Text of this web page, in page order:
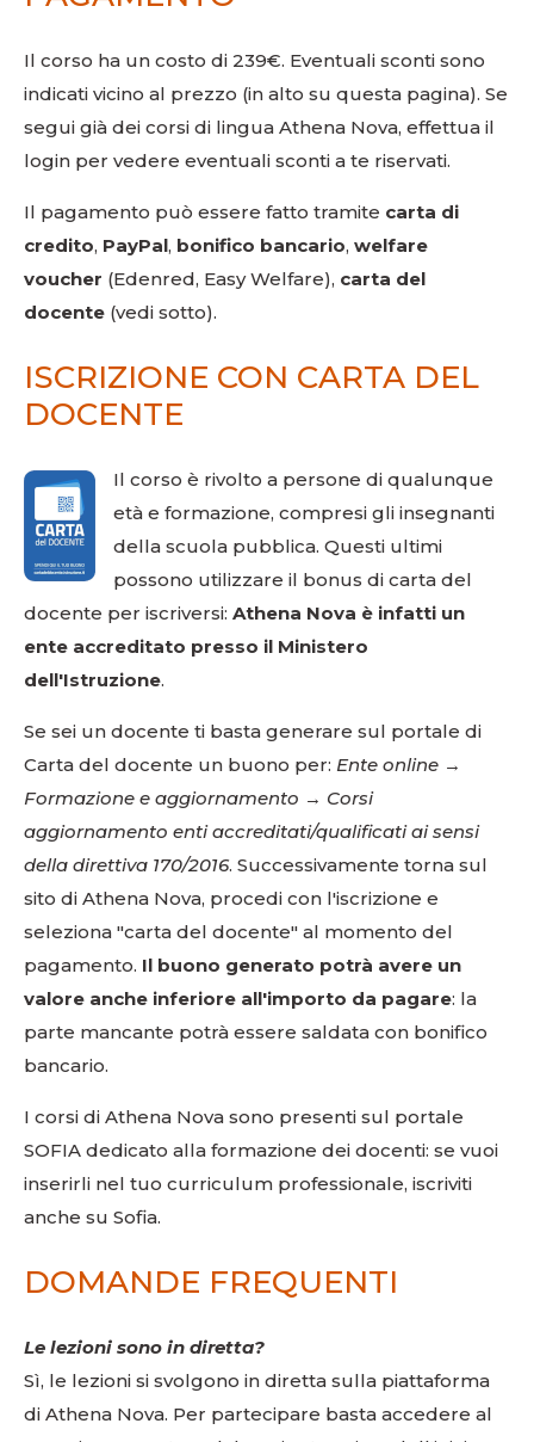
Il corso ha un costo di 239€. Eventuali sconti sono
indicati vicino al prezzo (in alto su questa pagina). Se
segui già dei corsi di lingua Athena Nova, effettua il
login per vedere eventuali sconti a te riservati.
Il pagamento può essere fatto tramite carta di
credito, PayPal, bonifico bancario, welfare
voucher (Edenred, Easy Welfare), carta del
docente (vedi sotto).
ISCRIZIONE CON CARTA DEL
DOCENTE
Il corso è rivolto a persone di qualunque
età e formazione, compresi gli insegnanti
della scuola pubblica. Questi ultimi
possono utilizzare il bonus di carta del
docente per iscriversi: Athena Nova è infatti un
ente accreditato presso il Ministero
dell'Istruzione.
Se sei un docente ti basta generare sul portale di
Carta del docente un buono per: Ente online →
Formazione e aggiornamento → Corsi
aggiornamento enti accreditati/qualificati ai sensi
della direttiva 170/2016. Successivamente torna sul
sito di Athena Nova, procedi con l'iscrizione e
seleziona "carta del docente" al momento del
pagamento. Il buono generato potrà avere un
valore anche inferiore all'importo da pagare: la
parte mancante potrà essere saldata con bonifico
bancario.
I corsi di Athena Nova sono presenti sul portale
SOFIA dedicato alla formazione dei docenti: se vuoi
inserirli nel tuo curriculum professionale, iscriviti
anche su Sofia.
DOMANDE FREQUENTI
Le lezioni sono in diretta?
Sì, le lezioni si svolgono in diretta sulla piattaforma
di Athena Nova. Per partecipare basta accedere al